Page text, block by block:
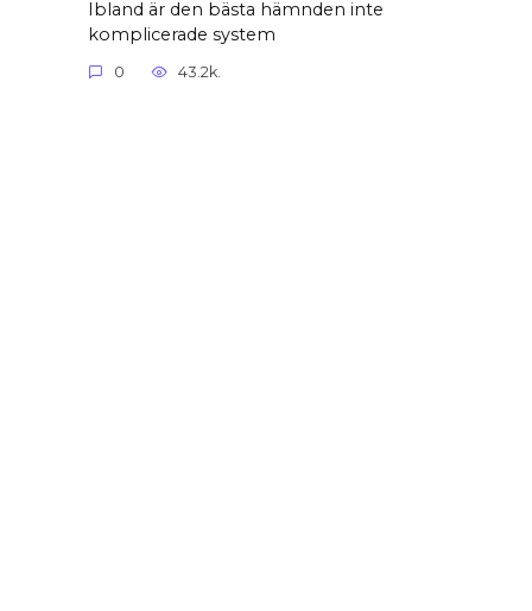
Ibland är den bästa hämnden inte
komplicerade system
0 43.2k.